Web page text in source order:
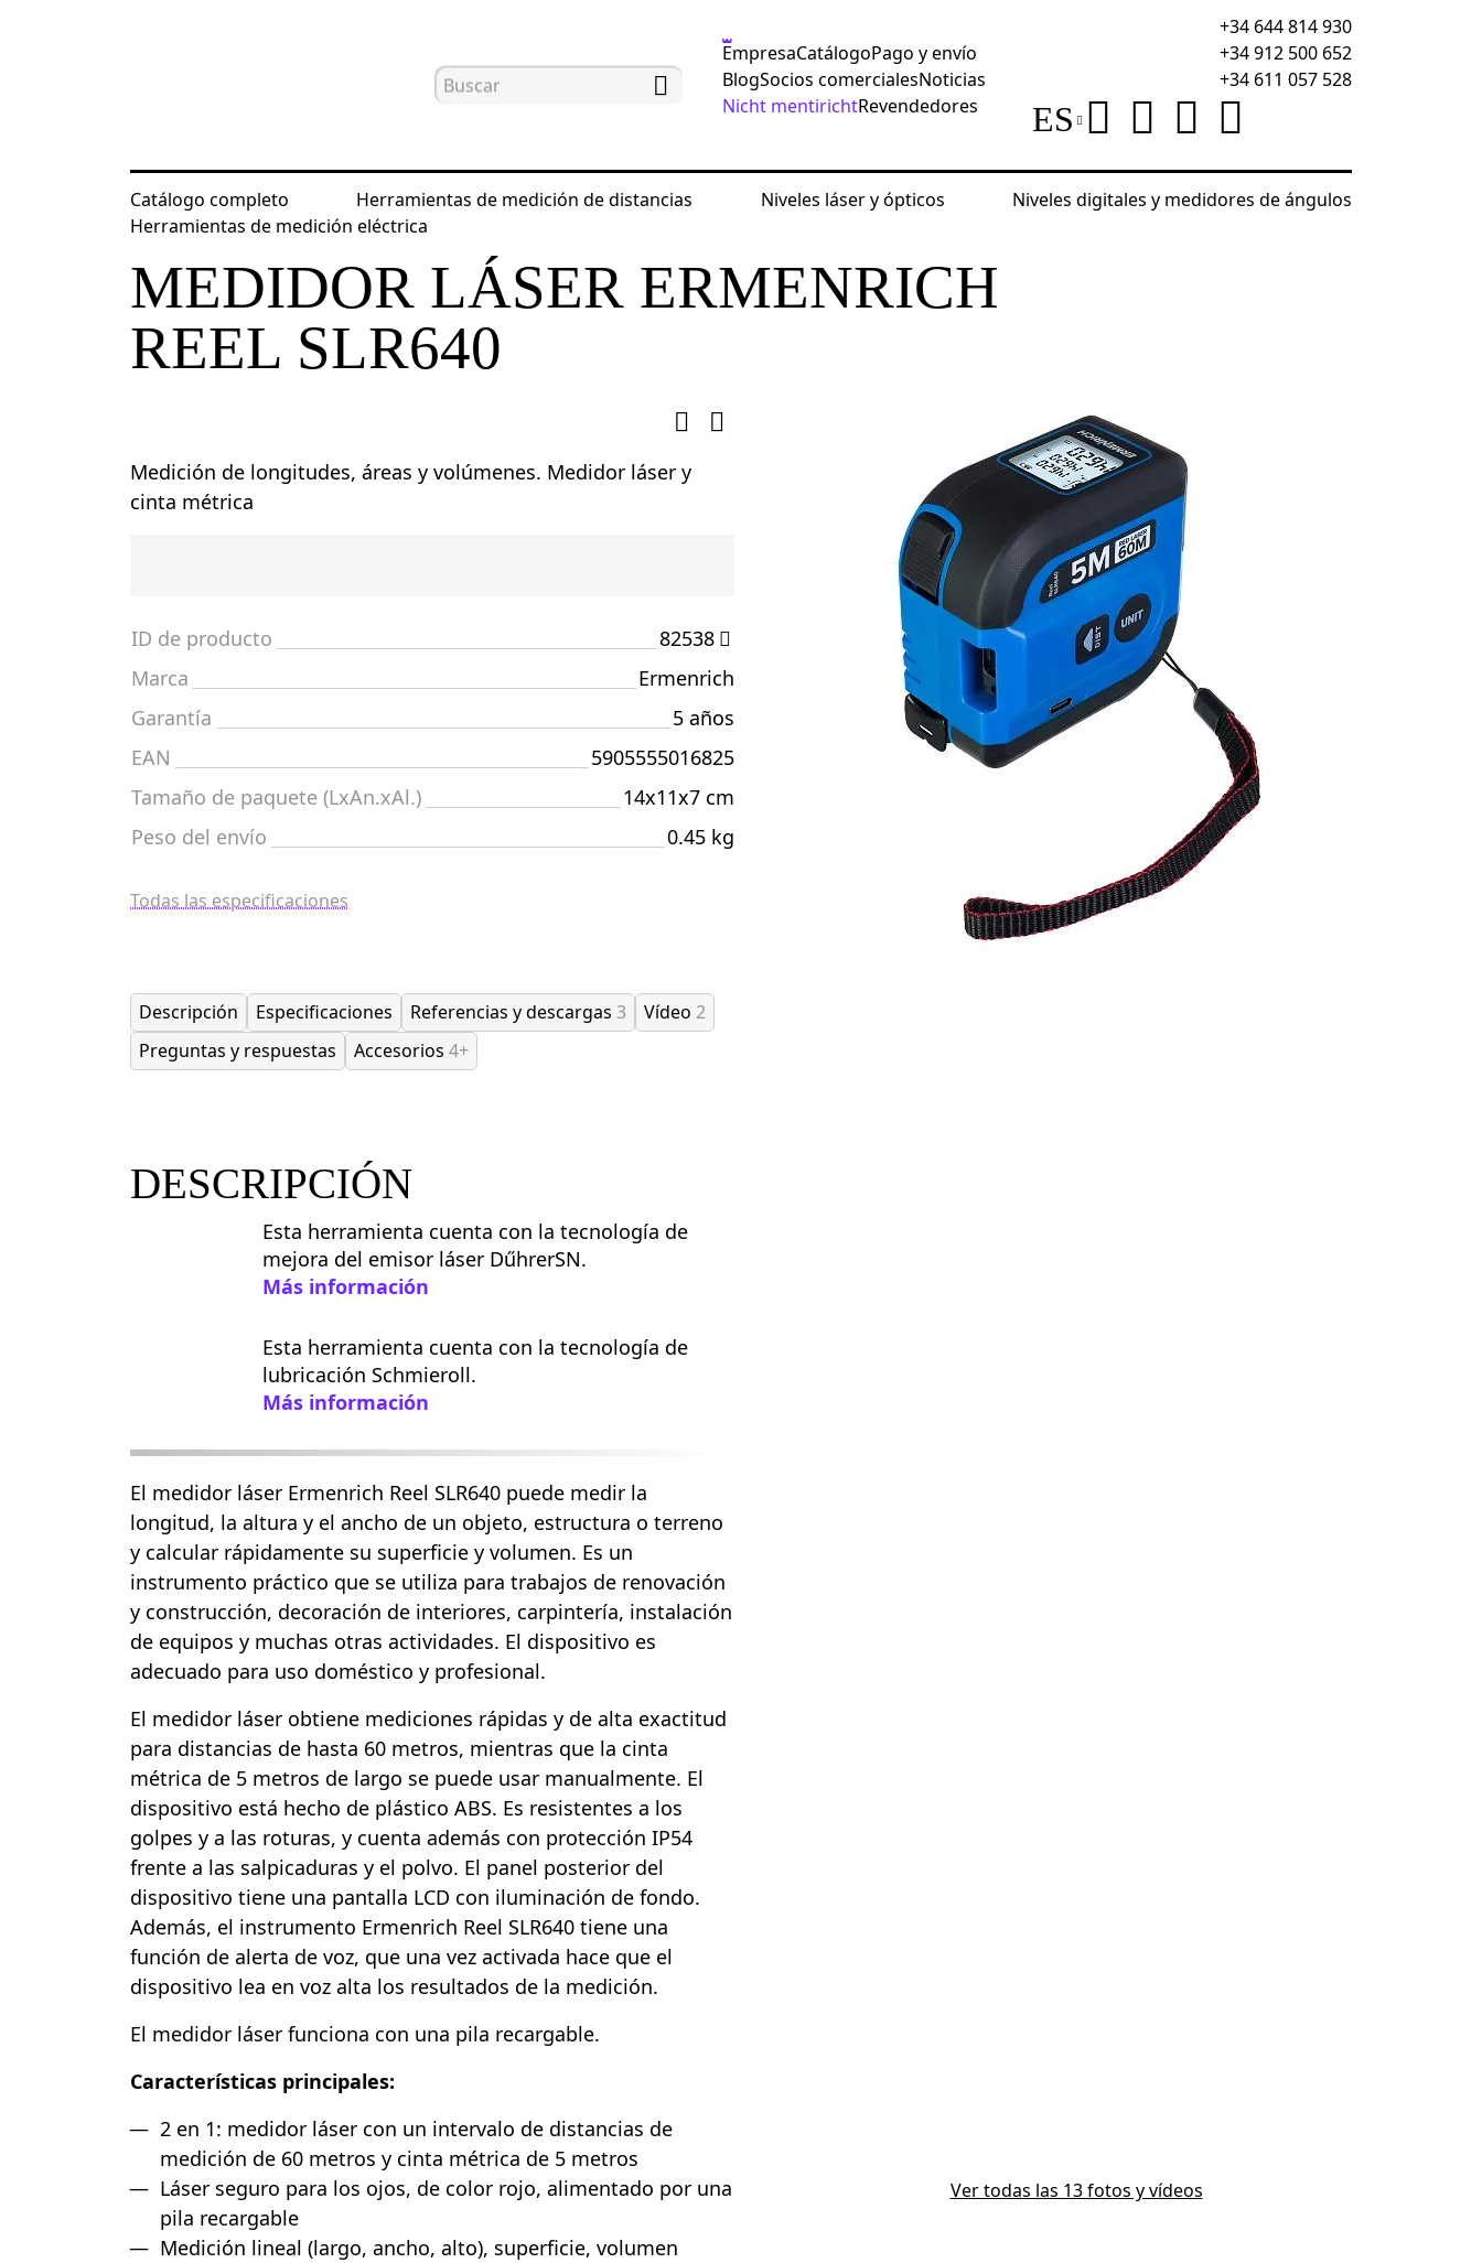
EmpresaCatálogoPago y envío
BlogSocios comercialesNoticias
Nicht mentirichtRevendedores
+34 644 814 930
+34 912 500 652
+34 611 057 528
ES
Catálogo completo Herramientas de medición de distancias Niveles láser y ópticos
Niveles digitales y medidores de ángulos
Herramientas de medición eléctrica
Inicio Catálogo Herramientas de medición de distancias Cintas métricas de construcción Medidor láser Ermenrich Reel SLR640
MEDIDOR LÁSER ERMENRICH
REEL SLR640
Ver todas las 13 fotos y vídeos
Medición de longitudes, áreas y volúmenes. Medidor láser y
cinta métrica
ID de producto
82538
Marca
Ermenrich
Garantía
5 años
EAN
5905555016825
Tamaño de paquete (LxAn.xAl.)
14x11x7 cm
Peso del envío
0.45 kg
Todas las especificaciones
Descripción Especificaciones Referencias y descargas 3 Vídeo 2
Preguntas y respuestas
Accesorios 4+
DESCRIPCIÓN
Esta herramienta cuenta con la tecnología de
mejora del emisor láser DűhrerSN.
Más información
Esta herramienta cuenta con la tecnología de
lubricación Schmieroll.
Más información
El medidor láser Ermenrich Reel SLR640 puede medir la
longitud, la altura y el ancho de un objeto, estructura o terreno
y calcular rápidamente su superficie y volumen. Es un
instrumento práctico que se utiliza para trabajos de renovación
y construcción, decoración de interiores, carpintería, instalación
de equipos y muchas otras actividades. El dispositivo es
adecuado para uso doméstico y profesional.
El medidor láser obtiene mediciones rápidas y de alta exactitud
para distancias de hasta 60 metros, mientras que la cinta
métrica de 5 metros de largo se puede usar manualmente. El
dispositivo está hecho de plástico ABS. Es resistentes a los
golpes y a las roturas, y cuenta además con protección IP54
frente a las salpicaduras y el polvo. El panel posterior del
dispositivo tiene una pantalla LCD con iluminación de fondo.
Además, el instrumento Ermenrich Reel SLR640 tiene una
función de alerta de voz, que una vez activada hace que el
dispositivo lea en voz alta los resultados de la medición.
El medidor láser funciona con una pila recargable.
Características principales:
2 en 1: medidor láser con un intervalo de distancias de
medición de 60 metros y cinta métrica de 5 metros
Láser seguro para los ojos, de color rojo, alimentado por una
pila recargable
Medición lineal (largo, ancho, alto), superficie, volumen